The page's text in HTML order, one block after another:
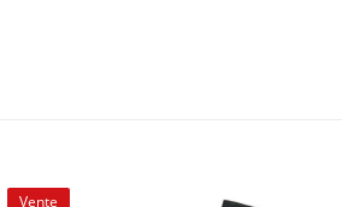
Vente